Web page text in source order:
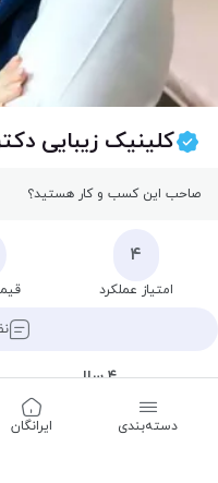
کلینیک زیبایی
صاحب این کسب و کار هستید؟
۴
امتیاز عملکرد
۴ سال
دسته‌بندی ‌ایرانگان